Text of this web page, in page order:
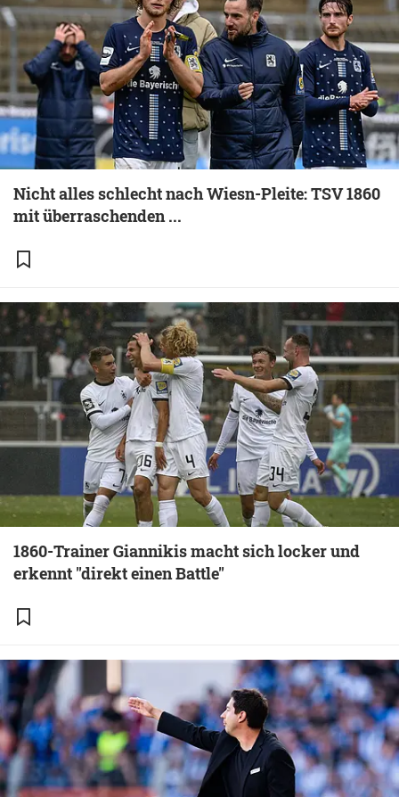
Nicht alles schlecht nach Wiesn-Pleite: TSV 1860
mit überraschenden ...
1860-Trainer Giannikis macht sich locker und
erkennt "direkt einen Battle"